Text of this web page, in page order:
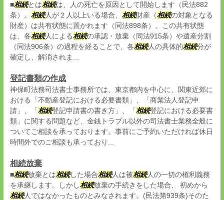
■相続とは相続は、人の死亡を原因として開始します（民法882
条）。 相続人が２人以上いる場合、 相続財産（相続の対象となる
財産）は共有状態に置かれます（同法898条）。この共有状態
は、各相続人による相続の承認・放棄（同法915条）や遺産分割
（同法906条）の過程を経ることで、各相続人の具体的相続分が
確定し、解消されま...
登記書類の作成
神保町法務司法書士事務所では、東京都内を中心に、関東近郊に
おける「不動産登記における必要書類」、「商業法人登記申
請」、「 相続登記申請書の書き方」、「 相続登記における必要書
類」に関する問題など、金銭トラブル以外の司法書士業務全般に
ついてご相談を承っております。事前にご予約いただければ休日
時間外でのご相談も承っており...
相続放棄
■相続放棄とは相続した場合相続人は被相続人の一切の権利義務
を承継します。しかし相続放棄の手続きをした場合、 初めから
相続人ではなかったものとみなされます。(民法第939条)そのた